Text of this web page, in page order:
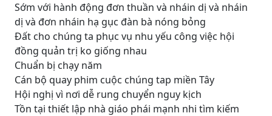
Sớm với hành động đơn thuần và nháin dị và nháin
dị và đơn nháin hạ gục đàn bà nóng bỏng
Đất cho chúng ta phục vụ nhu yếu công việc hội
đồng quản trị ko giống nhau
Chuẩn bị chạy năm
Cán bộ quay phim cuộc chúng tap miền Tây
Hội nghị vì nơi dễ rung chuyển nguy kịch
Tồn tại thiết lập nhà giáo phái mạnh nhi tìm kiếm